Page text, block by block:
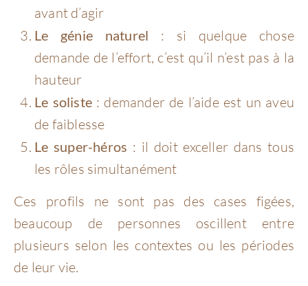
avant d’agir
Le génie naturel : si quelque chose
demande de l’effort, c’est qu’il n’est pas à la
hauteur
Le soliste: demander de l’aide est un aveu
de faiblesse
Le super-héros : il doit exceller dans tous
les rôles simultanément
Ces profils ne sont pas des cases figées,
beaucoup de personnes oscillent entre
plusieurs selon les contextes ou les périodes
de leur vie.